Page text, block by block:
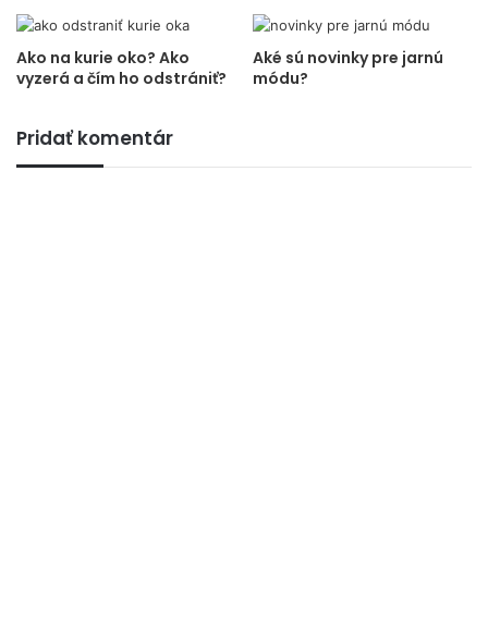
Ako na kurie oko? Ako
vyzerá a čím ho odstrániť?
Aké sú novinky pre jarnú
módu?
Pridať komentár